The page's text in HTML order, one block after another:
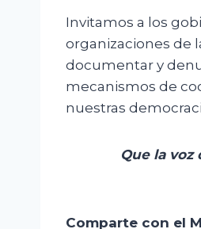
Invitamos a los
organizaciones de
documentar y
mecanismos de
nuestras
Que la
Comparte con el